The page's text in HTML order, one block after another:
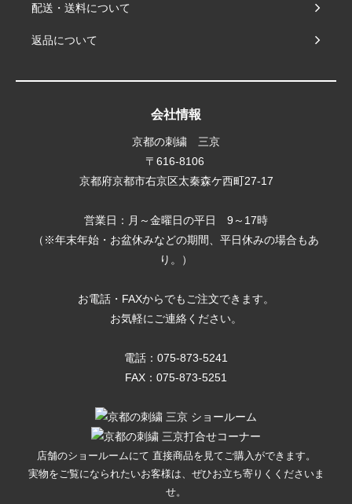
配送・送料について
返品について
会社情報
京都の刺繍 三京
〒616-8106
京都府京都市右京区太秦森ケ西町27-17
営業日：月～金曜日の平日 9～17時
（※年末年始・お盆休みなどの期間、平日休みの場合もあ
り。）
お電話・FAXからでもご注文できます。
お気軽にご連絡ください。
電話： 075-873-5241
FAX：075-873-5251
店舗のショールームにて 直接商品を見てご購入ができます。
実物をご覧になられたいお客様は、ぜひお立ち寄りくくださいま
せ。